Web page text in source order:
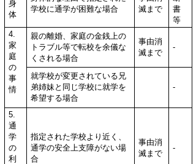
身
体
学校に通学が困難な場合
滅まで
書
等
4.
家
庭
の
事
情
親の離婚、家庭の金銭上の
トラブル等で転校を余儀な
くされる場合
事由消
滅まで
-
就学校が変更されている兄
弟姉妹と同じ学校に就学を
希望する場合
-
5.
通
学
の
利
指定された学校より近く、
通学の安全上支障がない場
合
事由消
滅まで
-